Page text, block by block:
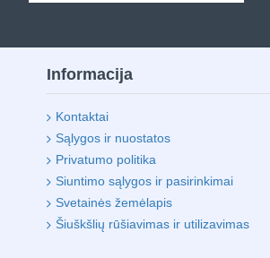
Informacija
Kontaktai
Sąlygos ir nuostatos
Privatumo politika
Siuntimo sąlygos ir pasirinkimai
Svetainės žemėlapis
Šiuškšlių rūšiavimas ir utilizavimas